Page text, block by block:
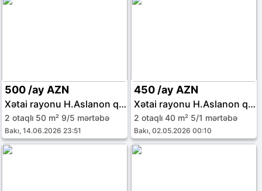
500 /ay AZN
Xətai rayonu H.Aslanon qəs.
2 otaqlı 50 m² 9/5 mərtəbə
Bakı, 14.06.2026 23:51
450 /ay AZN
Xətai rayonu H.Aslanon qəs.
2 otaqlı 40 m² 5/1 mərtəbə
Bakı, 02.05.2026 00:10